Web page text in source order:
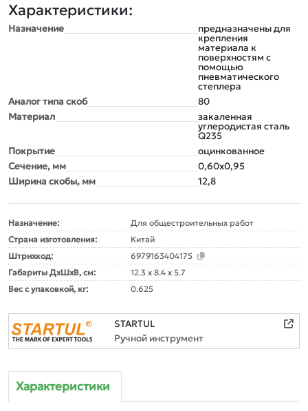
Характеристики:
Назначение
предназначены для
крепления
материала к
поверхностям с
помощью
пневматического
степлера
Аналог типа скоб
80
Материал
закаленная
углеродистая сталь
Q235
Покрытие
оцинкованное
Сечение, мм
0,60х0,95
Ширина скобы, мм
12,8
Назначение:
Для общестроительных работ
Страна изготовления:
Китай
Штрихкод:
6979163404175
Габариты ДxШxВ, см:
12.3 x 8.4 x 5.7
Вес с упаковкой, кг:
0.625
STARTUL
Ручной инструмент
Характеристики